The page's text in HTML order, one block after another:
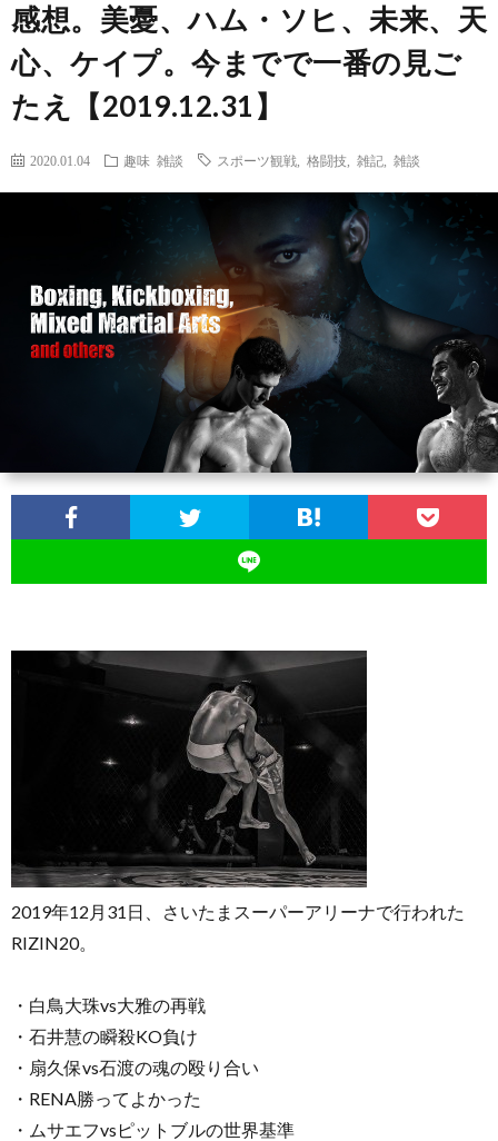
ン
ッ
プ
ン
グ
観
戦
マ
ン
ガ・
ド
ラ
マ
ャ
ラ
リ
ー
ホ
ー
ム
感想。美憂、ハム・ソヒ、未来、天
心、ケイプ。今までで一番の見ご
たえ【2019.12.31】
2020.01.04 趣味 雑談 スポーツ観戦 格闘技 雑記 雑談
2019年12月31日、さいたまスーパーアリーナで行われた
RIZIN20。
・白鳥大珠vs大雅の再戦
・石井慧の瞬殺KO負け
・扇久保vs石渡の魂の殴り合い
・RENA勝ってよかった
・ムサエフvsピットブルの世界基準